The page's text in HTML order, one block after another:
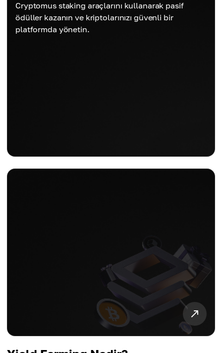
Cryptomus staking araçlarını kullanarak pasif
ödüller kazanın ve kriptolarınızı güvenli bir
platformda yönetin.